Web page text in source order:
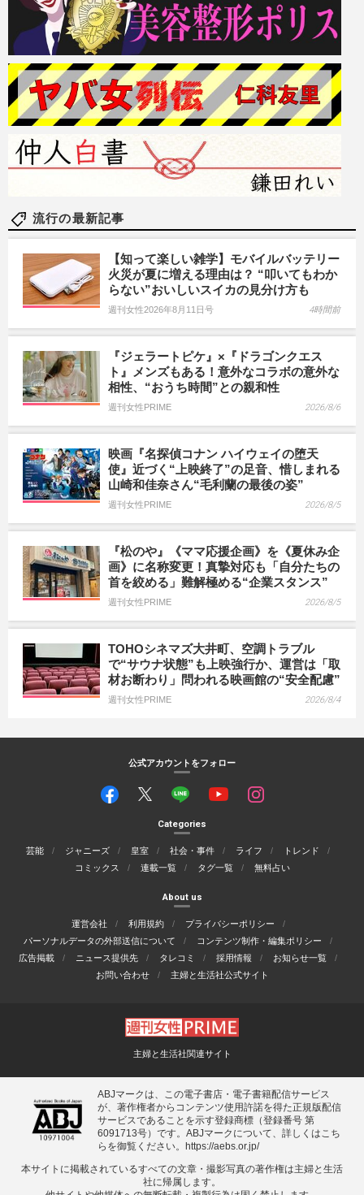
流行の最新記事
【知って楽しい雑学】モバイルバッテリー
火災が夏に増える理由は？ “叩いてもわか
らない”おいしいスイカの見分け方も
週刊女性2026年8月11日号 4時間前
『ジェラートピケ』×『ドラゴンクエス
ト』メンズもある！意外なコラボの意外な
相性、“おうち時間”との親和性
週刊女性PRIME 2026/8/6
映画『名探偵コナン ハイウェイの堕天
使』近づく“上映終了”の足音、惜しまれる
山崎和佳奈さん“毛利蘭の最後の姿”
週刊女性PRIME 2026/8/5
『松のや』《ママ応援企画》を《夏休み企
画》に名称変更！真摯対応も「自分たちの
首を絞める」難解極める“企業スタンス”
週刊女性PRIME 2026/8/5
TOHOシネマズ大井町、空調トラブル
で“サウナ状態”も上映強行か、運営は「取
材お断わり」問われる映画館の“安全配慮”
週刊女性PRIME 2026/8/4
公式アカウントをフォロー
Categories
芸能 ジャニーズ 皇室 社会・事件 ライフ
トレンド
コミックス
連載一覧 タグ一覧 無料占い
About us
運営会社 利用規約
プライバシーポリシー
パーソナルデータの外部送信について
コンテンツ制作・編集ポリシー
広告掲載
ニュース提供先 タレコミ 採用情報
お知らせ一覧
お問い合わせ
主婦と生活社公式サイト
主婦と生活社関連サイト
ABJマークは、この電子書店・電子書籍配信サービス
が、著作権者からコンテンツ使用許諾を得た正規版配信
サービスであることを示す登録商標（登録番号 第
6091713号）です。ABJマークについて、詳しくはこち
らを御覧ください。 https://aebs.or.jp/
本サイトに掲載されているすべての⽂章・撮影写真の著作権は主婦と⽣活
社に帰属します。